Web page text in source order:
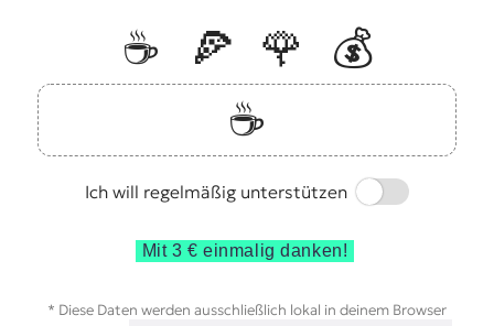
☕️ 🍕 🌹
💰
☕️
Ich will regelmäßig unterstützen
Switch
Mit 3 € einmalig danken!
* Diese Daten werden ausschließlich lokal in deinem Browser